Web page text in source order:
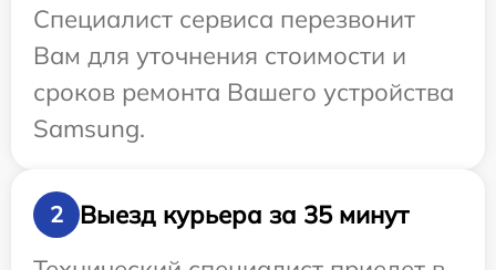
Специалист сервиса перезвонит
Вам для уточнения стоимости и
сроков ремонта Вашего устройства
Samsung.
2
Выезд курьера за 35 минут